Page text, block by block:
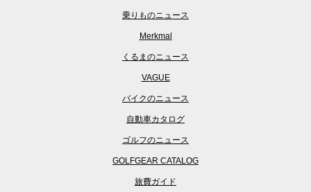
乗りものニュース
Merkmal
くるまのニュース
VAGUE
バイクのニュース
自動車カタログ
ゴルフのニュース
GOLFGEAR CATALOG
旅費ガイド